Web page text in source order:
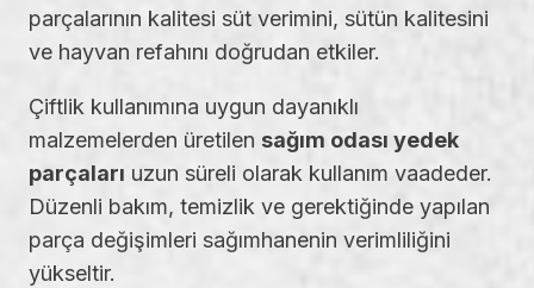
parçalarının kalitesi süt verimini, sütün kalitesini
ve hayvan refahını doğrudan etkiler.
Çiftlik kullanımına uygun dayanıklı
malzemelerden üretilen sağım odası yedek
parçaları uzun süreli olarak kullanım vaadeder.
Düzenli bakım, temizlik ve gerektiğinde yapılan
parça değişimleri sağımhanenin verimliliğini
yükseltir.